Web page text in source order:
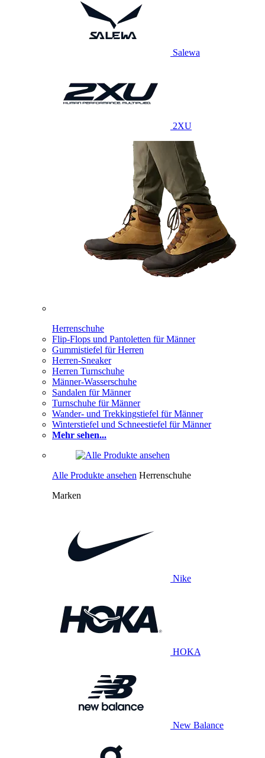
Salewa
2XU
Herrenschuhe
Flip-Flops und Pantoletten für Männer
Gummistiefel für Herren
Herren-Sneaker
Herren Turnschuhe
Männer-Wasserschuhe
Sandalen für Männer
Turnschuhe für Männer
Wander- und Trekkingstiefel für Männer
Winterstiefel und Schneestiefel für Männer
Mehr sehen...
Alle Produkte ansehen Herrenschuhe
Marken
Nike
HOKA
New Balance